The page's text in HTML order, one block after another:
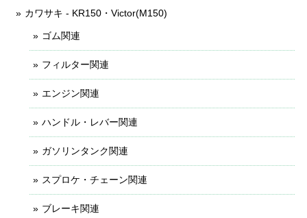
カワサキ - KR150・Victor(M150)
ゴム関連
フィルター関連
エンジン関連
ハンドル・レバー関連
ガソリンタンク関連
スプロケ・チェーン関連
ブレーキ関連